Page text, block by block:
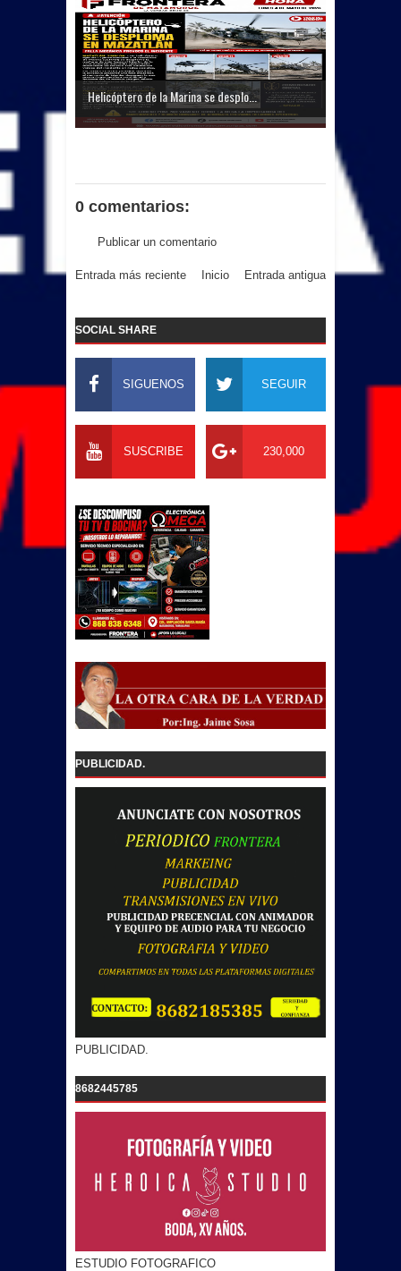
Helicóptero de la Marina se desplo...
0 comentarios:
Publicar un comentario
Entrada más reciente Entrada antigua
Inicio
SOCIAL SHARE
SIGUENOS SEGUIR
SUSCRIBE 230,000
PUBLICIDAD.
PUBLICIDAD.
8682445785
ESTUDIO FOTOGRAFICO